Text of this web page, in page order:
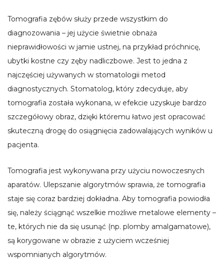
Tomografia zębów służy przede wszystkim do
diagnozowania – jej użycie świetnie obnaża
nieprawidłowości w jamie ustnej, na przykład próchnicę,
ubytki kostne czy zęby nadliczbowe. Jest to jedna z
najczęściej używanych w stomatologii metod
diagnostycznych. Stomatolog, który zdecyduje, aby
tomografia została wykonana, w efekcie uzyskuje bardzo
szczegółowy obraz, dzięki któremu łatwo jest opracować
skuteczną drogę do osiągnięcia zadowalających wyników u
pacjenta.
Tomografia jest wykonywana przy użyciu nowoczesnych
aparatów. Ulepszanie algorytmów sprawia, że tomografia
staje się coraz bardziej dokładna. Aby tomografia powiodła
się, należy ściągnąć wszelkie możliwe metalowe elementy –
te, których nie da się usunąć (np. plomby amalgamatowe),
są korygowane w obrazie z użyciem wcześniej
wspomnianych algorytmów.